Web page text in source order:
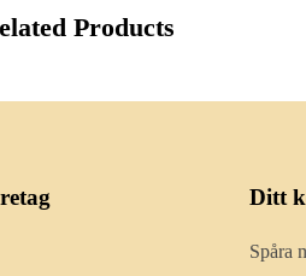
Products
Ditt
Spåra